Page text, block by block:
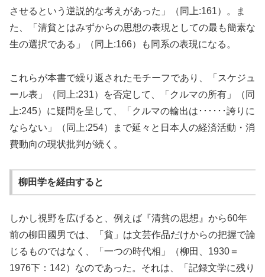
させるという逆説的な考えがあった」（同上:161）。ま
た、「清貧とはみずからの思想の表現としての最も簡素な
生の選択である」（同上:166）も同系の表現になる。
これらが本書で繰り返されたモチーフであり、「スケジュ
ール表」（同上:231）を否定して、「クルマの所有」（同
上:245）に疑問を呈して、「クルマの輸出は･･････誇りに
ならない」（同上:254）まで延々と日本人の経済活動・消
費動向の現状批判が続く。
柳田学を経由すると
しかし視野を広げると、例えば『清貧の思想』から60年
前の柳田國男では、「貧」は文芸作品だけからの把握で論
じるものではなく、「一つの時代相」（柳田、1930＝
1976下：142）なのであった。それは、「記録文学に残り